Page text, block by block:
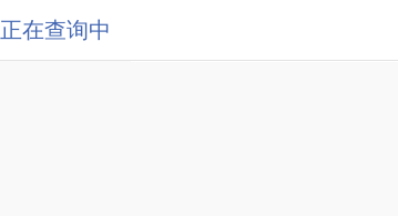
正在查询中